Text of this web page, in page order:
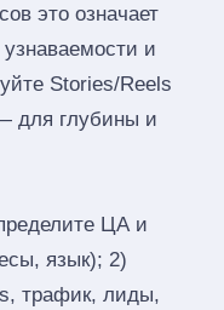
это означает
и
Stories/Reels
для глубины и
ЦА и
язык); 2)
трафик, лиды,